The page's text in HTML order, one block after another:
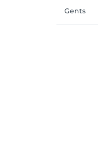
Gents